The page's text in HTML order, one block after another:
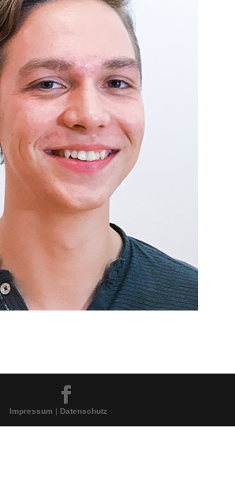
Impressum | Datenschutz